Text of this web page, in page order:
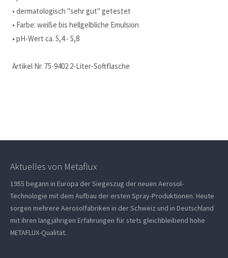
• dermatologisch "sehr gut" getestet
• Farbe: weiße bis hellgelbliche Emulsion
• pH-Wert ca. 5,4 - 5,8
Artikel Nr. 75-9402 2-Liter-Softflasche
Aktuelles von Metaflux
1955 begann in Europa der Siegeszug der neuen Aerosol-
Technologie mit dem Aufbau der ersten Spray-Produktionen. Heute
sorgen mehrere Aerosolfabriken in der Schweiz und in Deutschland
mit ihren langjährigen Erfahrungen für stets gleichbleibend hohe
METAFLUX-Qualität.